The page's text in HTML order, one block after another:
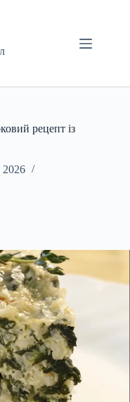
рецепт із
2026